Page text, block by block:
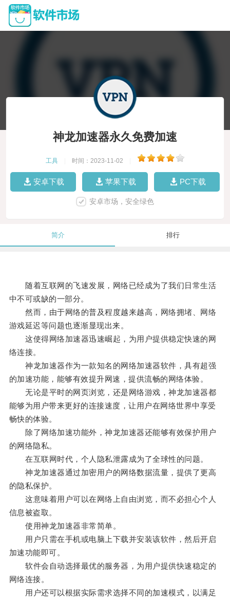
神龙加速器永久免费加速
工具 时间：2023-11-02
安卓下载 苹果下载 PC下载
安卓市场，安全绿色
简介 排行
随着互联网的飞速发展，网络已经成为了我们日常生活
中不可或缺的一部分。
然而，由于网络的普及程度越来越高，网络拥堵、网络
游戏延迟等问题也逐渐显现出来。
这使得网络加速器迅速崛起，为用户提供稳定快速的网
络连接。
神龙加速器作为一款知名的网络加速器软件，具有超强
的加速功能，能够有效提升网速，提供流畅的网络体验。
无论是平时的网页浏览，还是网络游戏，神龙加速器都
能够为用户带来更好的连接速度，让用户在网络世界中享受
畅快的体验。
除了网络加速功能外，神龙加速器还能够有效保护用户
的网络隐私。
在互联网时代，个人隐私泄露成为了全球性的问题。
神龙加速器通过加密用户的网络数据流量，提供了更高
的隐私保护。
这意味着用户可以在网络上自由浏览，而不必担心个人
信息被盗取。
使用神龙加速器非常简单。
用户只需在手机或电脑上下载并安装该软件，然后开启
加速功能即可。
软件会自动选择最优的服务器，为用户提供快速稳定的
网络连接。
用户还可以根据实际需求选择不同的加速模式，以满足